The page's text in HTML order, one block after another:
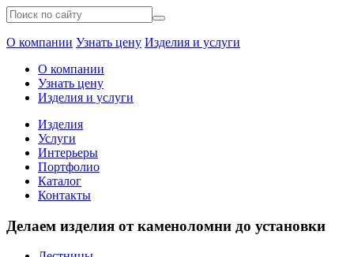
О компании Узнать цену Изделия и услуги
О компании
Узнать цену
Изделия и услуги
Изделия
Услуги
Интерьеры
Портфолио
Каталог
Контакты
Делаем изделия от каменоломни до установки